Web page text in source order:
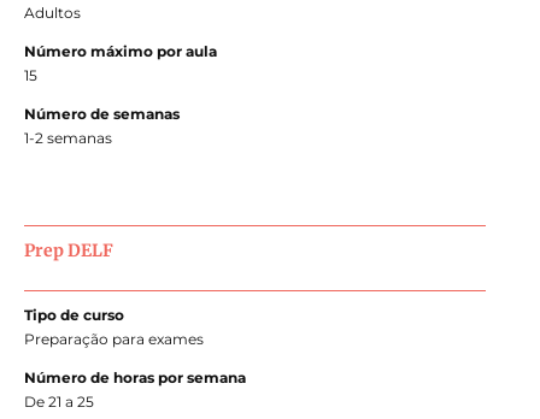
Adultos
Número máximo por aula
15
Número de semanas
1-2 semanas
Prep DELF
Tipo de curso
Preparação para exames
Número de horas por semana
De 21 a 25